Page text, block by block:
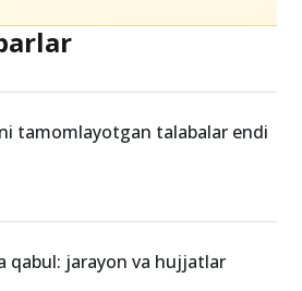
tamomlayotgan talabalar endi
qabul: jarayon va hujjatlar